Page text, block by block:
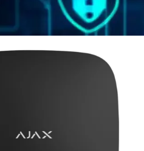
etiquetados “Ethernet”